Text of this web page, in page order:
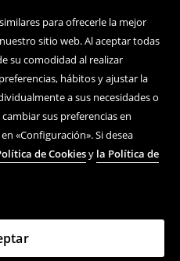
para ofrecerle la mejor
sitio web. Al aceptar todas
su comodidad al realizar
hábitos y ajustar la
a sus necesidades o
sus preferencias en
«Configuración». Si desea
de Cookiesy la Política de